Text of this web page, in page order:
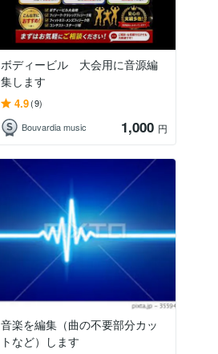
ボディービル 大会用に音源編
集します
4.9(9)
Bouvardia music
1,000 円
音楽を編集（曲の不要部分カッ
トなど）します